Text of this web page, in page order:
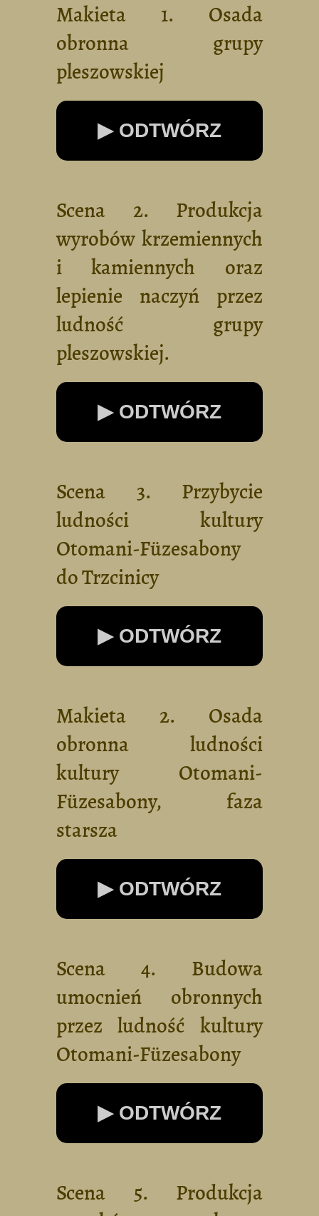
Makieta 1. Osada
obronna grupy
pleszowskiej
▶ ODTWÓRZ
Scena 2. Produkcja
wyrobów krzemiennych
i kamiennych oraz
lepienie naczyń przez
ludność grupy
pleszowskiej.
▶ ODTWÓRZ
Scena 3. Przybycie
ludności kultury
Otomani-Füzesabony
do Trzcinicy
▶ ODTWÓRZ
Makieta 2. Osada
obronna ludności
kultury Otomani-
Füzesabony, faza
starsza
▶ ODTWÓRZ
Scena 4. Budowa
umocnień obronnych
przez ludność kultury
Otomani-Füzesabony
▶ ODTWÓRZ
Scena 5. Produkcja